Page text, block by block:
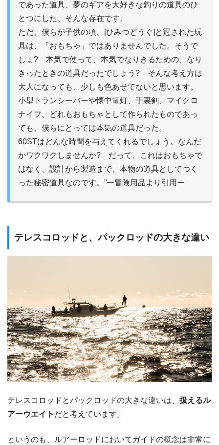
であった道具、夢のギアを大好きな釣りの道具のひ
とつにした、そんな存在です。
ただ、僕らが子供の頃、[ひみつどうぐ]と冠された玩
具は、「おもちゃ」ではありませんでした。そうで
しょ? 本気で使って、本気でなりきるための、なり
きったときの道具だったでしょう? そんな考え方は
大人になっても、少しも色あせてないと思います。
小型トランシーバーや懐中電灯、手裏剣、マイクロ
ナイフ、どれもおもちゃとして作られたものであっ
ても、僕らにとっては本気の道具だった。
60STはどんな時間を与えてくれるでしょう。なんだ
かワクワクしませんか? だって、これはおもちゃで
はなく、設計から製造まで、本物の道具としてつく
った秘密道具なのです。”ー冒険用品より引用ー
テレスコロッドと、パックロッドの大きな違い
テレスコロッドとパックロッドの大きな違いは、 扱えるル
アーウエイト だと考えています。
というのも、ルアーロッドにおいてガイドの概念は非常に